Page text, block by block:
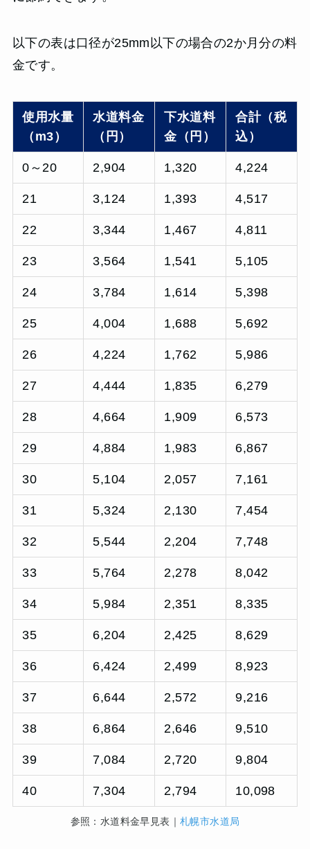
以下の表は口径が25mm以下の場合の2か月分の料
金です。
使用水量
（m3）
水道料金
（円）
下水道料
金（円）
合計（税
込）
0～20 2,904 1,320 4,224
21 3,124 1,393 4,517
22 3,344 1,467 4,811
23 3,564 1,541 5,105
24 3,784 1,614 5,398
25 4,004 1,688 5,692
26 4,224 1,762 5,986
27 4,444 1,835 6,279
28 4,664 1,909 6,573
29 4,884 1,983 6,867
30 5,104 2,057 7,161
31 5,324 2,130 7,454
32 5,544 2,204 7,748
33 5,764 2,278 8,042
34 5,984 2,351 8,335
35 6,204 2,425 8,629
36 6,424 2,499 8,923
37 6,644 2,572 9,216
38 6,864 2,646 9,510
39 7,084 2,720 9,804
40 7,304 2,794 10,098
参照：水道料金早見表｜ 札幌市水道局